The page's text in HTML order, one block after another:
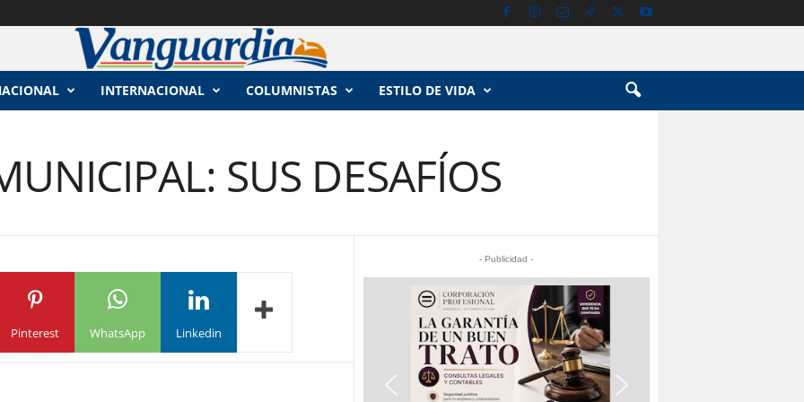
INTERNACIONAL COLUMNISTAS ESTILO DE VIDA
SUS DESAFÍOS
Pinterest WhatsApp Linkedin
- Publicidad -